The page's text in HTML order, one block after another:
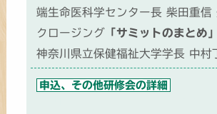
端生命医科学センター長 柴田重信
クロージング「サミットのまとめ」
神奈川県立保健福祉大学学長 中村
申込、その他研修会の詳細